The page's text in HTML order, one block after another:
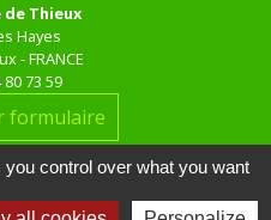
de Thieux
Hayes
- FRANCE
80 73 59
formulaire
au public
à 18h00
control over what you want